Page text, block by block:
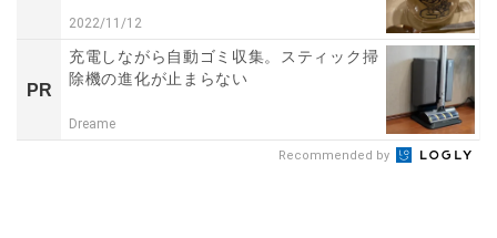
2022/11/12
PR
充電しながら自動ゴミ収集。スティック掃
除機の進化が止まらない
Dreame
Recommended by